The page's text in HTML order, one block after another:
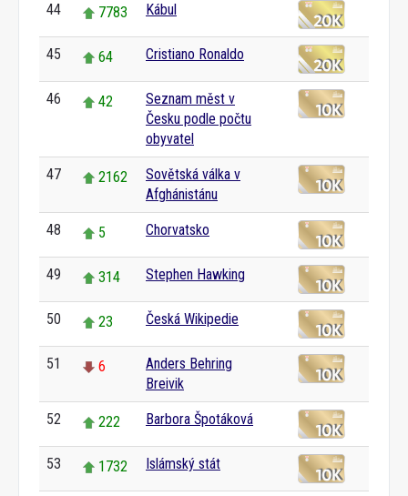
44 7783 Kábul
45 64 Cristiano Ronaldo
46 42
Seznam měst v
Česku podle počtu
obyvatel
47 2162
Sovětská válka v
Afghánistánu
48 5 Chorvatsko
49 314 Stephen Hawking
50 23 Česká Wikipedie
51 6
Anders Behring
Breivik
52 222 Barbora Špotáková
53 1732 Islámský stát